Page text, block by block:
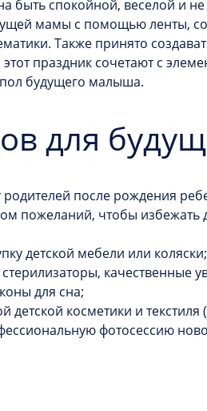
спокойной, веселой и
мамы с помощью ленты,
Также принято
праздник сочетают с
будущего малыша.
для
после рождения
пожеланий, чтобы
детской мебели или коляски;
качественные
для сна;
детской косметики и
фотосессию